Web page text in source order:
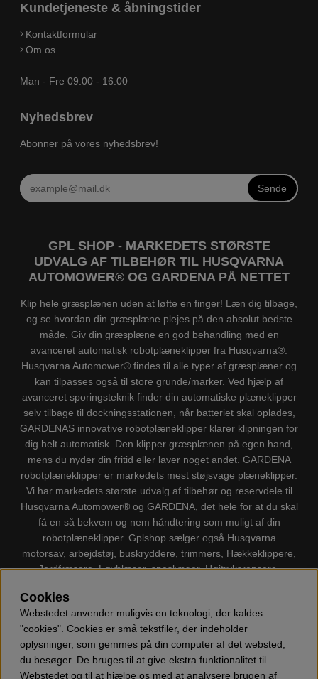
Kundetjeneste & åbningstider
Kontaktformular
Om os
Man - Fre 09:00 - 16:00
Nyhedsbrev
Abonner på vores nyhedsbrev!
Sende
GPL SHOP - MARKEDETS STØRSTE
UDVALG AF TILBEHØR TIL HUSQVARNA
AUTOMOWER® OG GARDENA PÅ NETTET
Klip hele græsplænen uden at løfte en finger! Læn dig tilbage,
og se hvordan din græsplæne plejes på den absolut bedste
måde. Giv din græsplæne en god behandling med en
avanceret automatisk robotplæneklipper fra Husqvarna®.
Husqvarna Automower® findes til alle typer af græsplæner og
kan tilpasses også til store grunde/marker. Ved hjælp af
avanceret sporingsteknik finder din automatiske plæneklipper
selv tilbage til dockningsstationen, når batteriet skal oplades,
GARDENAS innovative robotplæneklipper klarer klipningen for
dig helt automatisk. Den klipper græsplænen på egen hand,
mens du nyder din fritid eller laver noget andet. GARDENA
robotplæneklipper er markedets mest støjsvage plæneklipper.
Vi har markedets største udvalg af tilbehør og reservdele til
Husqvarna Automower® og GARDENA, det hele for at du skal
få en så bekvem og nem håndtering som muligt af din
robotplæneklipper. Gplshop sælger også Husqvarna
motorsav, arbejdstøj, buskryddere, trimmers, Hækkeklippere,
Jordfræsere, Løvblæser, sneslynger, Højtryksrensere,
Cookies
Webstedet anvender muligvis en teknologi, der kaldes
"cookies". Cookies er små tekstfiler, der indeholder
oplysninger, som gemmes på din computer af det websted,
du besøger. De bruges til at give ekstra funktionalitet til
Webstedet og til at hjælpe os med at analysere brugen af